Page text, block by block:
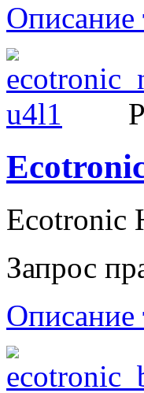
Описание
Ecotronic
Запрос
Описание